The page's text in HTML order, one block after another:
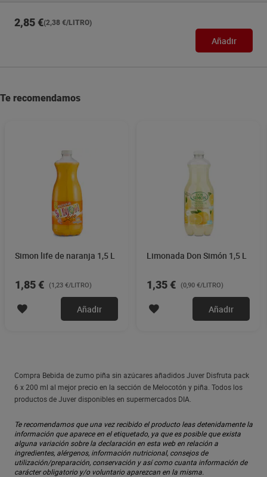
2,85 €(2,38 €/LITRO)
Añadir
Te recomendamos
Simon life de naranja 1,5 L
1,85 € (1,23 €/LITRO)
Añadir
Limonada Don Simón 1,5 L
1,35 € (0,90 €/LITRO)
Añadir
Compra Bebida de zumo piña sin azúcares añadidos Juver Disfruta pack
6 x 200 ml al mejor precio en la sección de Melocotón y piña. Todos los
productos de Juver disponibles en supermercados DIA.
Te recomendamos que una vez recibido el producto leas detenidamente la
información que aparece en el etiquetado, ya que es posible que exista
alguna variación sobre la declaración en esta web en relación a
ingredientes, alérgenos, información nutricional, consejos de
utilización/preparación, conservación y así como cuanta información de
carácter obligatorio y/o voluntario aparezcan en la misma.